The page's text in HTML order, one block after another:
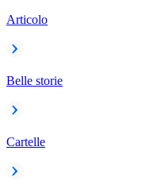
Articolo
Belle storie
Cartelle